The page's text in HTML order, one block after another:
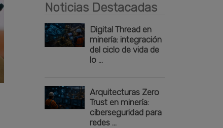
Noticias Destacadas
Digital Thread en
minería: integración
del ciclo de vida de
lo ...
Arquitecturas Zero
Trust en minería:
ciberseguridad para
redes ...